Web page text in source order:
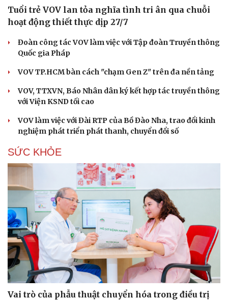
Sân khấu - Điện ảnh
Văn học
Di sản
Nghệ sĩ
Thời trang
Tuổi trẻ VOV lan tỏa nghĩa tình tri ân qua chuỗi
hoạt động thiết thực dịp 27/7
Đoàn công tác VOV làm việc với Tập đoàn Truyền thông
Quốc gia Pháp
VOV TP.HCM bàn cách "chạm Gen Z" trên đa nền tảng
VOV, TTXVN, Báo Nhân dân ký kết hợp tác truyền thông
với Viện KSND tối cao
VOV làm việc với Đài RTP của Bồ Đào Nha, trao đổi kinh
nghiệm phát triển phát thanh, chuyển đổi số
SỨC KHỎE
Vai trò của phẫu thuật chuyển hóa trong điều trị